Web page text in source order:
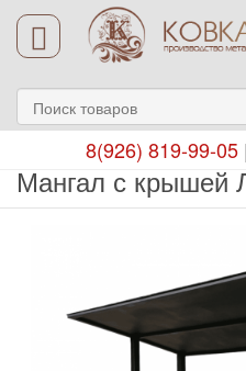
8(926) 819-99-05|
Мангал с